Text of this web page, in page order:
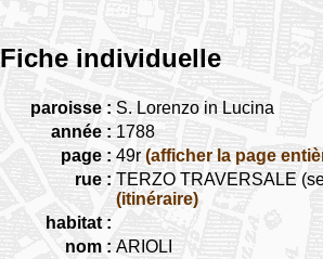
Fiche individuelle
paroisse : S. Lorenzo in Lucina
année : 1788
page : 49r (afficher la page
rue : TERZO TRAVERSALE
(itinéraire)
habitat :
nom : ARIOLI